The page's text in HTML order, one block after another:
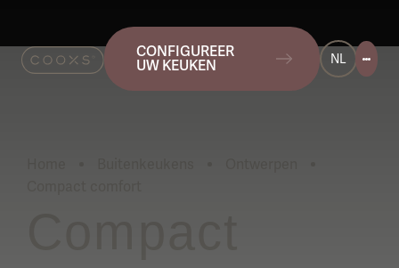
CONFIGUREER
UW KEUKEN NL